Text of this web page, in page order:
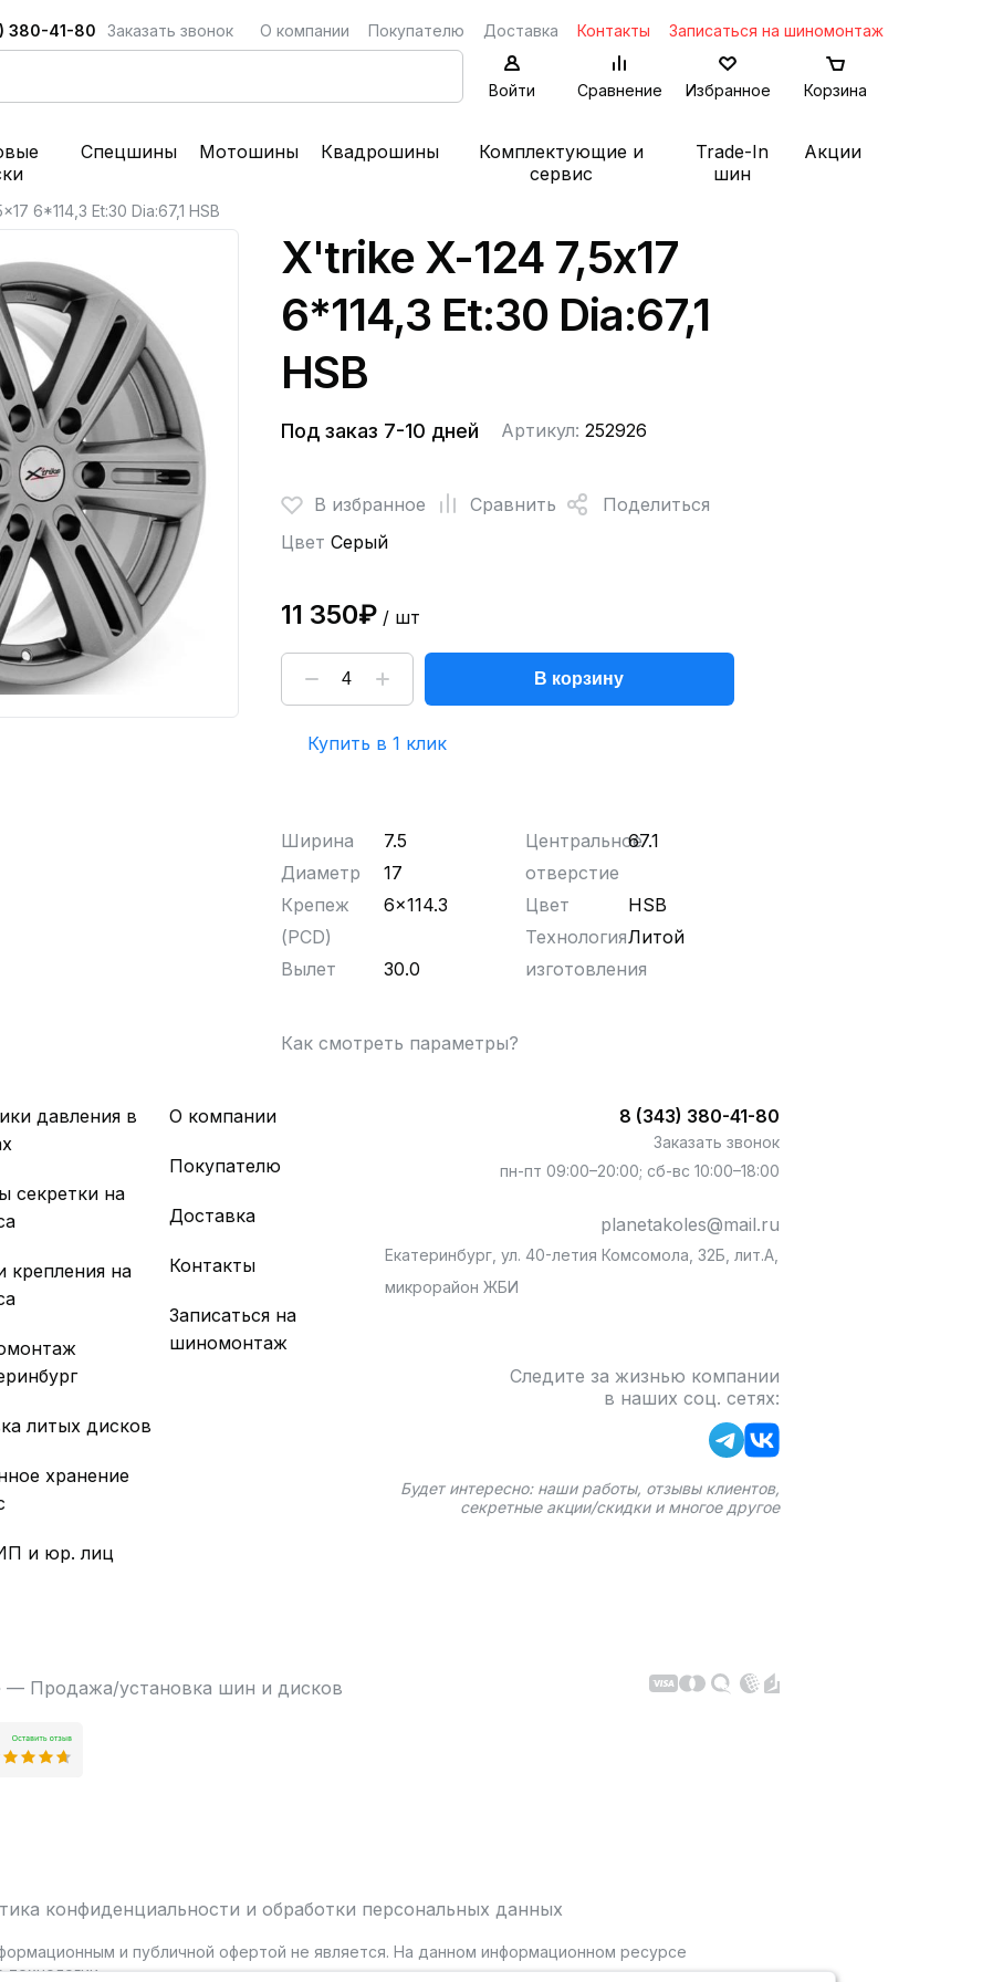
380-41-80 Заказать звонок О компании Покупателю Доставка Контакты Записаться на шиномонтаж
Войти Сравнение Избранное Корзина
Спецшины Мотошины Квадрошины
Комплектующие и
сервис
Trade-In
шин
Акции
6*114,3 Et:30 Dia:67,1 HSB
X'trike X-124 7,5x17
6*114,3 Et:30 Dia:67,1
HSB
Под заказ 7-10 дней Артикул: 252926
В избранное Сравнить
Поделиться
Цвет Серый
11 350₽/ шт
В корзину
Купить в 1 клик
Ширина
7.5
Диаметр
17
Крепеж
(PCD)
6x114.3
Вылет 30.0
Центральное
отверстие
67.1
Цвет
HSB
Технология
изготовления
Литой
Как смотреть параметры?
давления в
секретки на
крепления на
литых дисков
хранение
и юр. лиц
О компании
Покупателю
Доставка
Контакты
Записаться на
шиномонтаж
8 (343) 380-41-80
Заказать звонок
пн-пт 09:00–20:00; сб-вс 10:00–18:00
planetakoles@mail.ru
Екатеринбург, ул. 40-летия Комсомола, 32Б, лит.А,
микрорайон ЖБИ
Следите за жизнью компании
в наших соц. сетях:
Будет интересно: наши работы, отзывы клиентов,
секретные акции/скидки и многое другое
— Продажа/установка шин и дисков
конфиденциальности и обработки персональных данных
и публичной офертой не является. На данном информационном ресурсе